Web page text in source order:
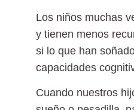
Los niños muchas
y tienen menos
si lo que han
capacidades
Cuando nuestros